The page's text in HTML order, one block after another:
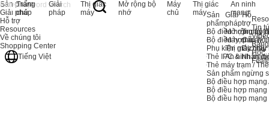
Sản
phẩm
Bộ điều hợp máy
Bộ điều hợp máy
Phụ kiện máy chủ
Thẻ IPC & Nhận
Thẻ máy trạm /
Sản phẩm ngừng
Bộ điều hợp mạng
Bộ điều hợp mạng
Bộ điều hợp
Giải
pháp
Mở rộng bộ
Máy chủ
Thị giác máy
An ninh
Hỗ
trợ
Trung
Câu
Dịch vụ
Tin
Học
Sản phẩm
Giải pháp
Hỗ trợ
Resources
Về chúng tôi
Shopping Center
Tiếng Việt
Trang
chủ
Giải
pháp
Thị giác
máy
Mở rộng bộ
nhớ
Máy
chủ
Thị giác
máy
An ninh
mạng